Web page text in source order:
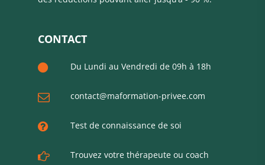
CONTACT
Du Lundi au Vendredi de 09h à 18h
contact@maformation-privee.com
Test de connaissance de soi
Trouvez votre thérapeute ou coach